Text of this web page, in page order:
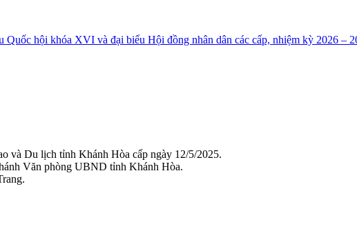
Quốc hội khóa XVI và đại biểu Hội đồng nhân dân các cấp, nhiệm kỳ 2026 –
và Du lịch tỉnh Khánh Hòa cấp ngày 12/5/2025.
Văn phòng UBND tỉnh Khánh Hòa.